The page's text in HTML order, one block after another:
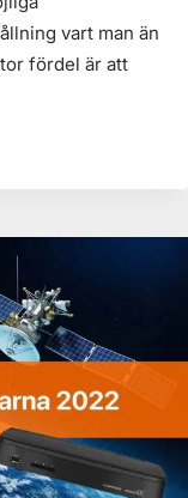
vart man än
fördel är att